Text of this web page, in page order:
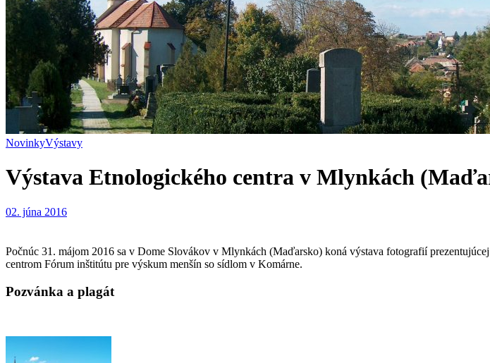
NovinkyVýstavy
Výstava Etnologického centra v Mlynkách
02. júna 2016
Počnúc 31. májom 2016 sa v Dome Slovákov v Mlynkách (Maďarsko) koná výstava fotografií
centrom Fórum inštitútu pre výskum menšín so sídlom v Komárne.
Pozvánka a plagát